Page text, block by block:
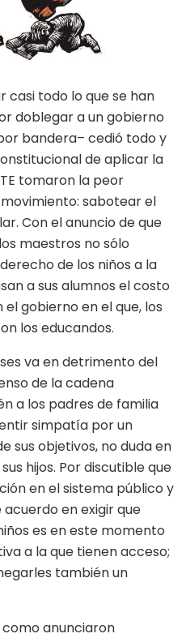
casi todo lo que se han
doblegar a un gobierno
bandera– cedió todo y
de aplicar la
tomaron la peor
sabotear el
Con el anuncio de que
maestros no sólo
de los niños a la
a sus alumnos el costo
gobierno en el que, los
los educandos.
va en detrimento del
de la cadena
a los padres de familia
simpatía por un
sus objetivos, no duda en
hijos. Por discutible que
en el sistema público y
en exigir que
es en este momento
a la que tienen acceso;
también un
como anunciaron